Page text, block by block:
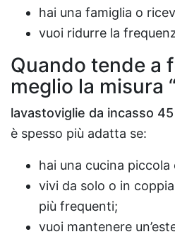
hai una famiglia o
vuoi ridurre la
Quando tende a
meglio la misura
lavastoviglie da incasso
è spesso più adatta se:
hai una cucina
vivi da solo o in
più frequenti;
vuoi mantenere